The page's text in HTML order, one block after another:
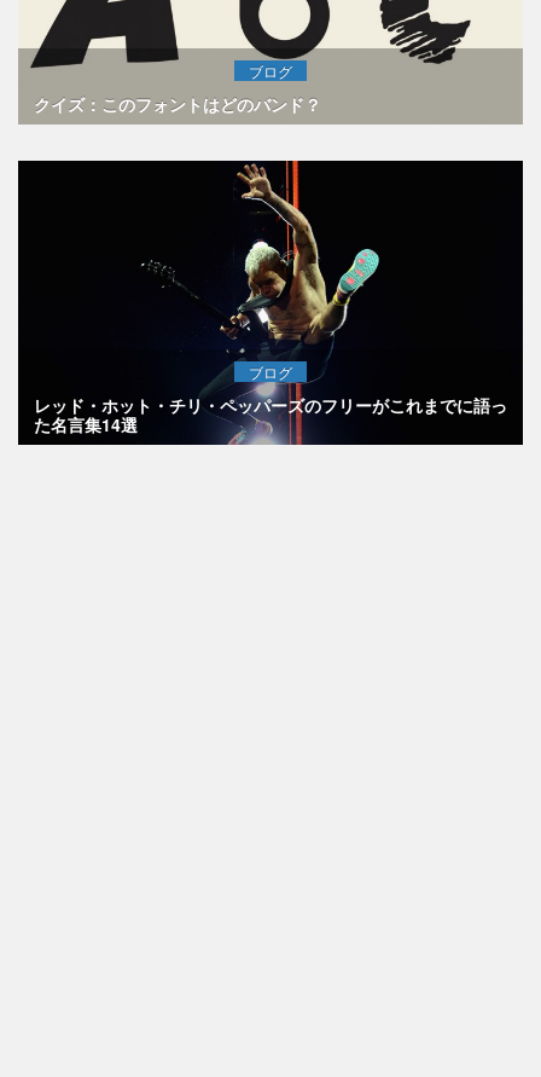
ブログ
クイズ：このフォントはどのバンド？
ブログ
レッド・ホット・チリ・ペッパーズのフリーがこれまでに語っ
た名言集14選